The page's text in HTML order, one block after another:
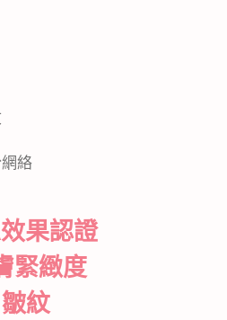
絡
果認證
緊緻度
皺紋